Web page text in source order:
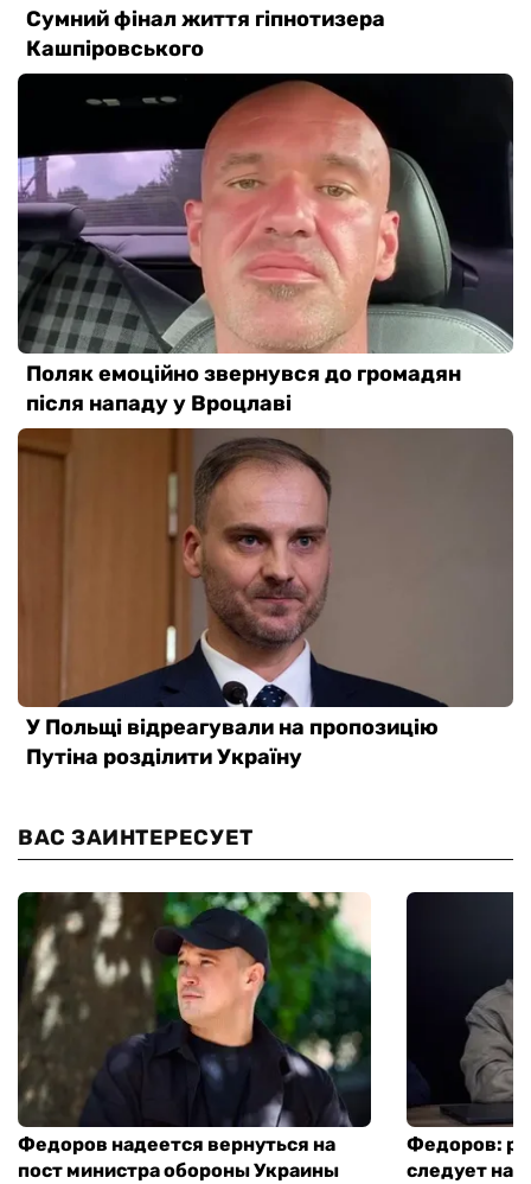
ВАС ЗАИНТЕРЕСУЕТ
Федоров надеется вернуться на
пост министра обороны Украины
Федоров:
следует